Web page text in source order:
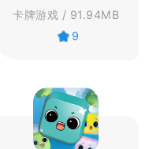
卡牌游戏 / 91.94MB
9